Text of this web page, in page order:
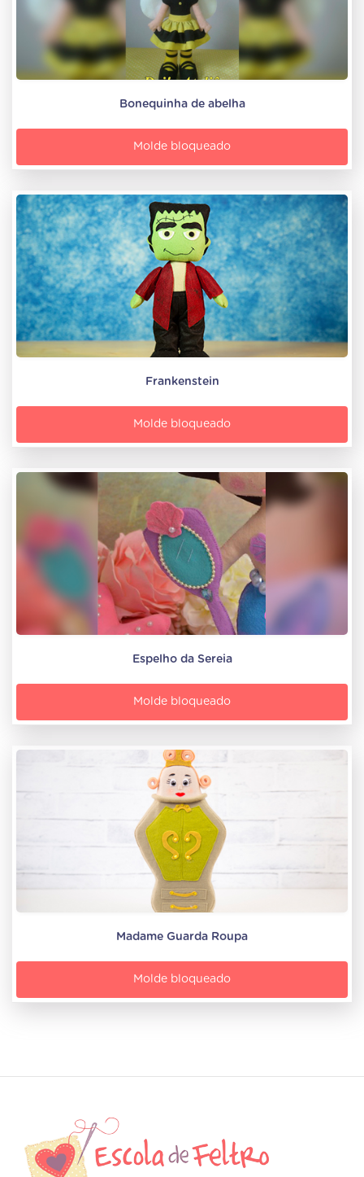
Bonequinha de abelha
Molde bloqueado
Frankenstein
Molde bloqueado
Espelho da Sereia
Molde bloqueado
Madame Guarda Roupa
Molde bloqueado